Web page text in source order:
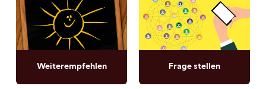
Weiterempfehlen Frage stellen